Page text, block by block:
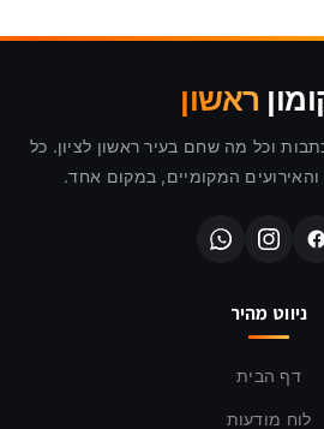
ראשון
וכל מה שחם בעיר ראשון לציון. כל
והאירועים המקומיים, במקום אחד.
ניווט מהיר
דף הבית
לוח מודעות